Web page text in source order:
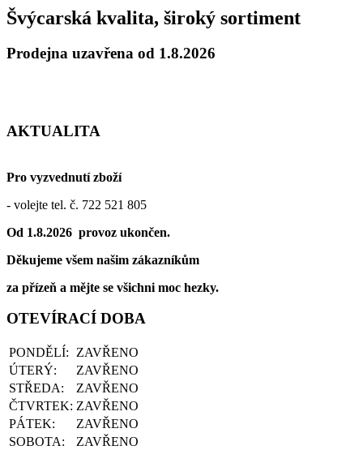
Švýcarská kvalita, široký sortiment
Prodejna uzavřena od 1.8.2026
AKTUALITA
Pro vyzvednutí zboží
- volejte tel. č. 722 521 805
Od 1.8.2026 provoz ukončen.
Děkujeme všem našim zákazníkům
za přízeň a mějte se všichni moc hezky.
OTEVÍRACÍ DOBA
PONDĚLÍ:
ZAVŘENO
ÚTERÝ:
ZAVŘENO
STŘEDA:
ZAVŘENO
ČTVRTEK: ZAVŘENO
PÁTEK:
ZAVŘENO
SOBOTA:
ZAVŘENO